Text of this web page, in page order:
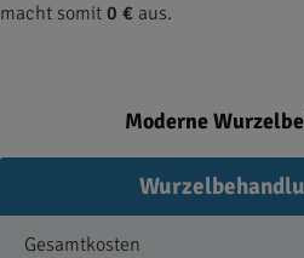
macht somit 0 € aus.
Moderne
Gesamtkosten